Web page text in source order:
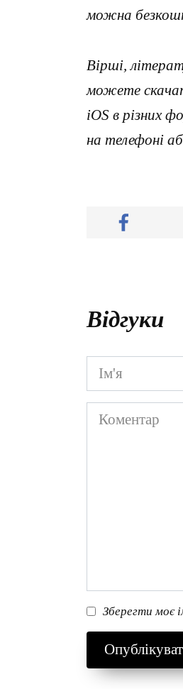
можна
Вірші,
можете
iOS в різних
на телефоні
Відгуки
Ім'я
*
Коментар
Зберегти моє